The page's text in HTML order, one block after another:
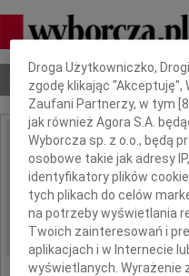
Nekrologi Odeszli
IMIĘ I NAZWISKO:
REGION: Płock
DATA EMISJI: 22.02.2012
Dbamy o Twoją prywatność
Droga Użytkowniczko,
zgodę klikając "Akceptuję",
Zaufani Partnerzy, w tym [
jak również Agora S.A.
Wyborcza sp. z o.o., będą
osobowe takie jak adresy
identyfikatory plików
tych plikach do celów
na potrzeby wyświetlania
Twoich zainteresowań i
aplikacjach i w Internecie
wyświetlanych. Wyrażenie